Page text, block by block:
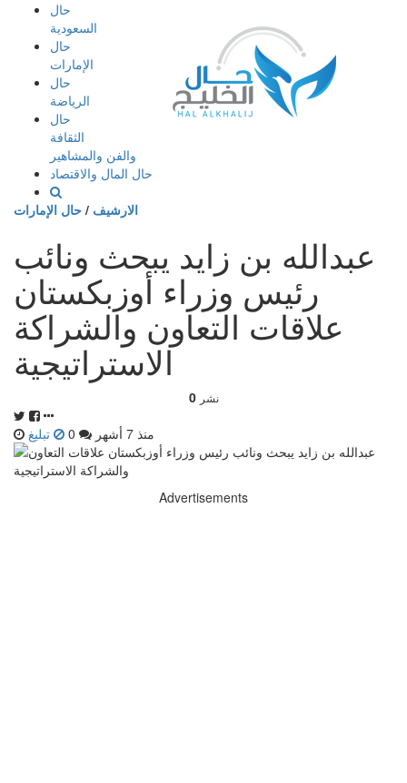
إذهب
المحتوى
حال
السعودية
حال
الإمارات
حال
الرياضة
حال
الثقافة
والفن والمشاهير
حال المال والاقتصاد
الارشيف / حال الإمارات
عبدالله بن زايد يبحث ونائب
رئيس وزراء أوزبكستان
علاقات التعاون والشراكة
الاستراتيجية
0 نشر
منذ 7 أشهر تبليغ
Advertisements